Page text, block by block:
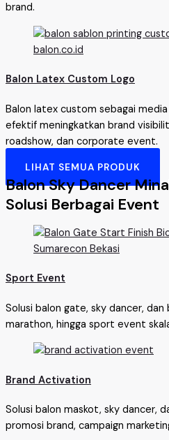
brand.
Balon Latex Custom Logo
Balon latex custom sebagai
efektif meningkatkan brand
roadshow, dan corporate event.
LIHAT SEMUA PRODUK
Balon Sky Dancer
Solusi Berbagai Event
Sport Event
Solusi balon gate, sky dancer,
marathon, hingga sport event
Brand Activation
Solusi balon maskot, sky dancer,
promosi brand, campaign